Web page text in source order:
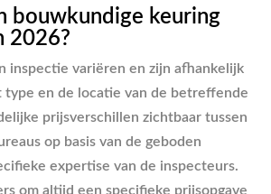
bouwkundige keuring
2026?
inspectie variëren en zijn afhankelijk
type en de locatie van de betreffende
prijsverschillen zichtbaar tussen
op basis van de geboden
expertise van de inspecteurs.
om altijd een specifieke prijsopgave